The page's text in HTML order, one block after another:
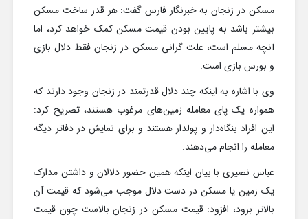
مسکن در زنجان به خبرنگار فارس گفت: هر قدر ساخت مسکن
بیشتر باشد به پایین بودن قیمت مسکن کمک خواهد کرد، اما
آنچه مسلم است، علت گرانی مسکن در زنجان فقط دلال بازی
و بورس بازی است.
وی با اشاره به اینکه چند دلال قدرتمند در زنجان وجود دارند که
همواره یک پای معامله زمین‌های مرغوب هستند، تصریح کرد:
این افراد بنگاه‌دار و پولدار هستند و برای نمایش در دفاتر دیگه
معامله را انجام می‌دهند.
عباس نصیری با بیان اینکه همین حضور دلالان و داشتن مدارک
یک زمین یا مسکن در دست دلال موجب می‌شود که قیمت آن
بالاتر برود، افزود: قیمت مسکن در زنجان بالاست چون قیمت